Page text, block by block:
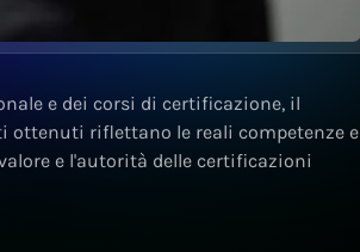
e dei corsi di certificazione, il
ottenuti riflettano le reali competenze e
e l'autorità delle certificazioni